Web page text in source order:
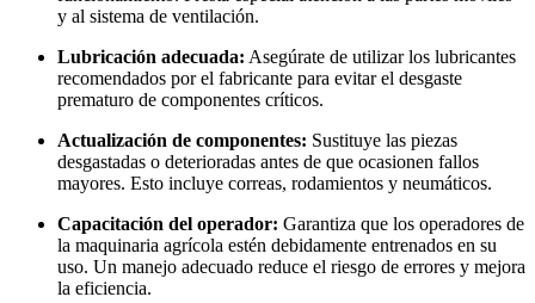
y al sistema de ventilación.
Lubricación adecuada: Asegúrate de utilizar los lubricantes
recomendados por el fabricante para evitar el desgaste
prematuro de componentes críticos.
Actualización de componentes: Sustituye las piezas
desgastadas o deterioradas antes de que ocasionen fallos
mayores. Esto incluye correas, rodamientos y neumáticos.
Capacitación del operador: Garantiza que los operadores de
la maquinaria agrícola estén debidamente entrenados en su
uso. Un manejo adecuado reduce el riesgo de errores y mejora
la eficiencia.